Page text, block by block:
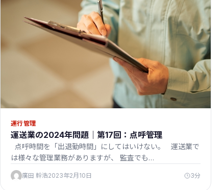
運行管理
運送業の2024年問題｜第17回：点呼管理
点呼時間を「出退勤時間」にしてはいけない。 運送業で
は様々な管理業務がありますが、 監査でも…
廣田 幹浩2023年2月10日 3分